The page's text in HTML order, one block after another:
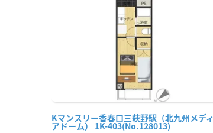
Kマンスリー香春口三萩野駅（北九州メディ
アドーム） 1K-403(No.128013)